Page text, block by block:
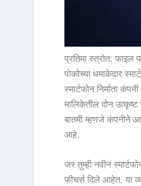
प्रतिमा स्त्रोत: फाइल
पोकोच्या धमाकेदार
स्मार्टफोन निर्माता
मालिकेतील दोन
बातमी म्हणजे कंपनीने
आहे.
जर तुम्ही नवीन
फीचर्स दिले आहेत. या